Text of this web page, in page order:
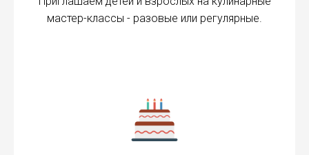
мастер-классы - разовые или регулярные.